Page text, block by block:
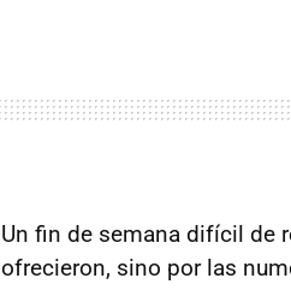
Un fin de semana difícil de
ofrecieron, sino por las